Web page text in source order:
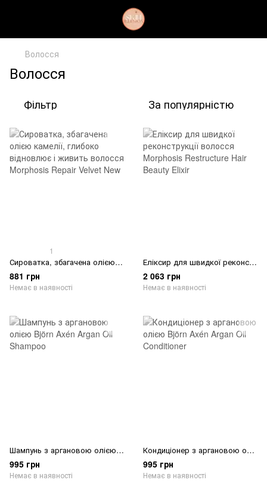
Волосся
Волосся
Фільтр За популярністю
1
Сироватка, збагачена олією камелії, глибоко відновлює і живить волосся Morphosis Repair Velvet New
881 грн
Немає в наявності
Еліксир для швидкої реконструкції волосся Morphosis Restructure Hair Beauty Elixir
2 063 грн
Немає в наявності
Шампунь з аргановою олією Björn Axén Argan Oil Shampoo
995 грн
Немає в наявності
Кондиціонер з аргановою олією Björn Axén Argan Oil Conditioner
995 грн
Немає в наявності